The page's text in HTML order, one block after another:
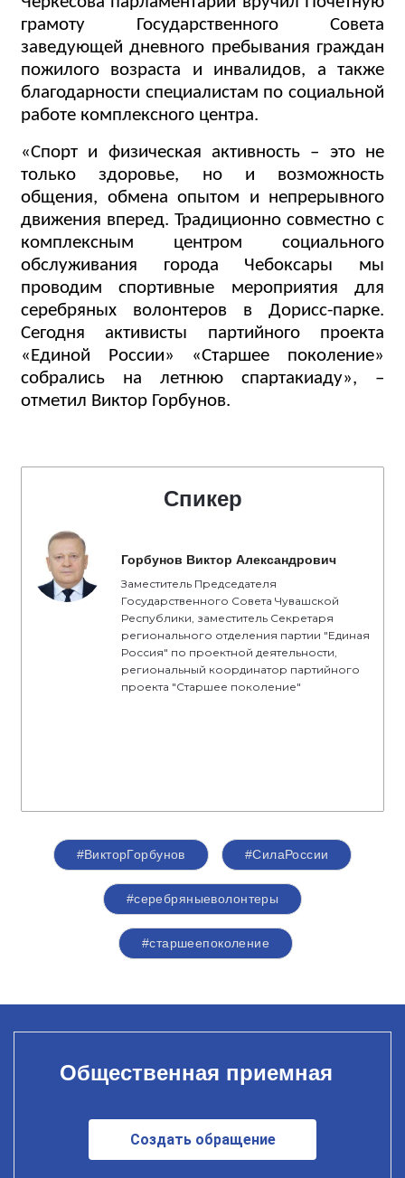
грамоту Государственного Совета
заведующей дневного пребывания граждан
пожилого возраста и инвалидов, а также
благодарности специалистам по социальной
работе комплексного центра.
«Спорт и физическая активность – это не
только здоровье, но и возможность
общения, обмена опытом и непрерывного
движения вперед. Традиционно совместно с
комплексным центром социального
обслуживания города Чебоксары мы
проводим спортивные мероприятия для
серебряных волонтеров в Дорисс-парке.
Сегодня активисты партийного проекта
«Единой России» «Старшее поколение»
собрались на летнюю спартакиаду», –
отметил Виктор Горбунов.
Спикер
Горбунов Виктор Александрович
Заместитель Председателя
Государственного Совета Чувашской
Республики, заместитель Секретаря
регионального отделения партии "Единая
Россия" по проектной деятельности,
региональный координатор партийного
проекта "Старшее поколение"
#ВикторГорбунов #СилаРоссии
#серебряныеволонтеры
#старшеепоколение
Общественная приемная
Создать обращение